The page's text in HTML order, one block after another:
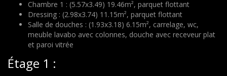
Chambre 1 : (5.57x3.49) 19.46m², parquet flottant
Dressing : (2.98x3.74) 11.15m², parquet flottant
Salle de douches : (1.93x3.18) 6.15m², carrelage, wc,
meuble lavabo avec colonnes, douche avec receveur plat
et paroi vitrée
Étage 1 :